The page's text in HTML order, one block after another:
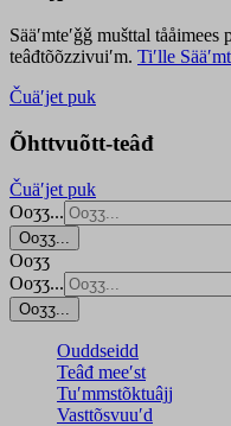
Sääʹmteʹǧǧ mušttal
teâđtõõzzivuiʹm. Tiʹlle
Čuäʹjet puk
Õhttvuõtt-teâđ
Čuäʹjet puk
Ooʒʒ...
Ooʒʒ...
Ooʒʒ
Ooʒʒ...
Ooʒʒ...
Ouddseidd
Teâđ meeʹst
Tuʹmmstõktuâjj
Vasttõsvuuʹd